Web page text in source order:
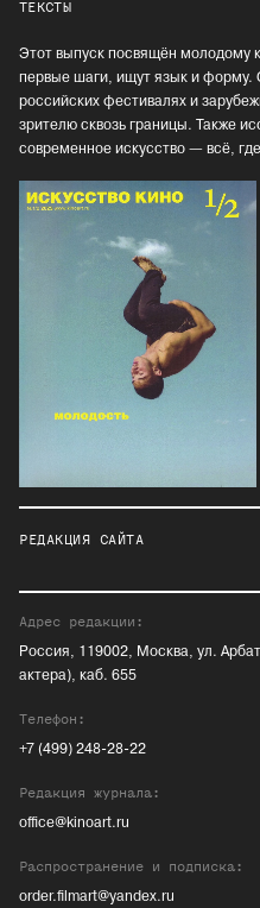
ТЕКСТЫ
Этот выпуск посвящён молодому
первые шаги, ищут язык и
российских фестивалях и
зрителю сквозь границы. Также
современное искусство — всё,
РЕДАКЦИЯ САЙТА
Адрес редакции:
Россия, 119002, Москва, ул.
актера), каб. 655
Телефон:
+7 (499) 248-28-22
Редакция журнала:
office@kinoart.ru
Распространение и подписка:
order.filmart@yandex.ru